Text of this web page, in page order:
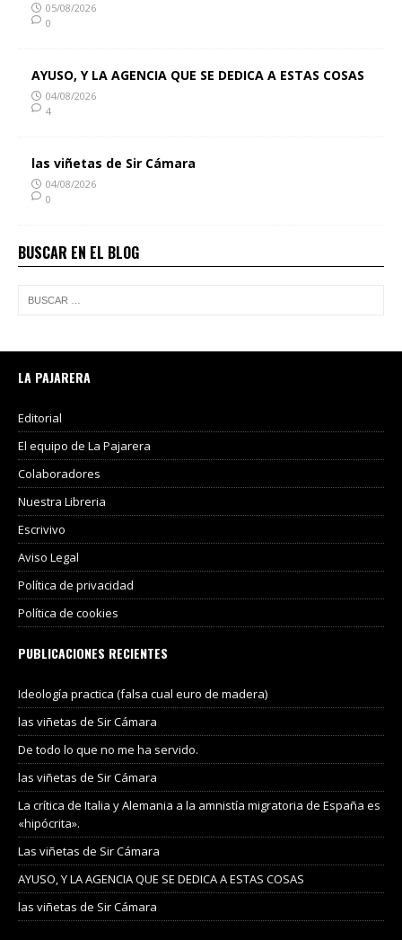
05/08/2026
0
AYUSO, Y LA AGENCIA QUE SE DEDICA A ESTAS COSAS
04/08/2026
4
las viñetas de Sir Cámara
04/08/2026
0
BUSCAR EN EL BLOG
LA PAJARERA
Editorial
El equipo de La Pajarera
Colaboradores
Nuestra Libreria
Escrivivo
Aviso Legal
Política de privacidad
Política de cookies
PUBLICACIONES RECIENTES
Ideología practica (falsa cual euro de madera)
las viñetas de Sir Cámara
De todo lo que no me ha servido.
las viñetas de Sir Cámara
La crítica de Italia y Alemania a la amnistía migratoria de España es
«hipócrita».
Las viñetas de Sir Cámara
AYUSO, Y LA AGENCIA QUE SE DEDICA A ESTAS COSAS
las viñetas de Sir Cámara